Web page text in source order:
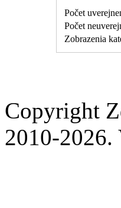
Počet
Počet
Zobrazenia
Copyright
2010-2026.